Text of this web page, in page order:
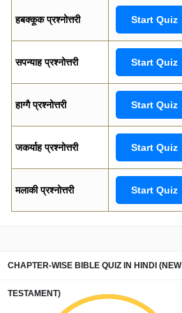
हबक्कूक प्रश्नोत्तरी Start Quiz
सपन्याह प्रश्नोत्तरी Start Quiz
हाग्गै प्रश्नोत्तरी Start Quiz
जकर्याह प्रश्नोत्तरी Start Quiz
मलाकी प्रश्नोत्तरी Start Quiz
CHAPTER-WISE BIBLE QUIZ IN HINDI (NEW
TESTAMENT)